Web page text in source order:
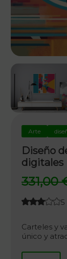
Arte
Diseño
digitales
331,00
Carteles y
único y